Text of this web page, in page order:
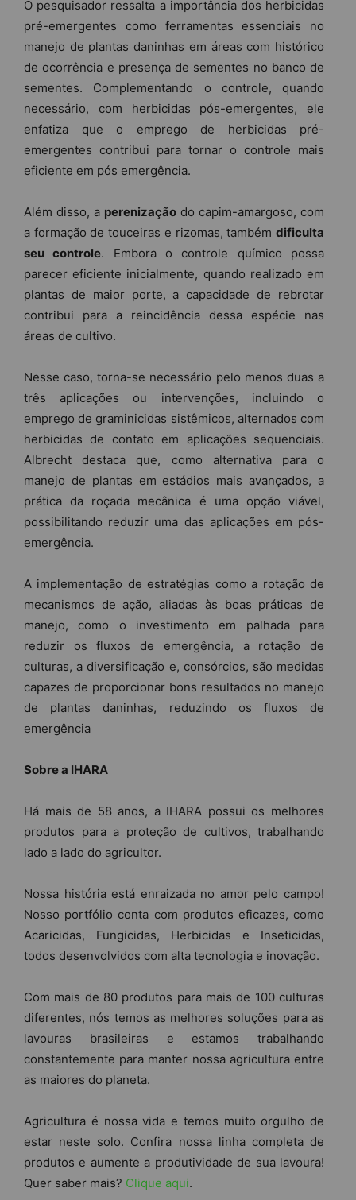
O pesquisador ressalta a importância dos herbicidas
pré-emergentes como ferramentas essenciais no
manejo de plantas daninhas em áreas com histórico
de ocorrência e presença de sementes no banco de
sementes. Complementando o controle, quando
necessário, com herbicidas pós-emergentes, ele
enfatiza que o emprego de herbicidas pré-
emergentes contribui para tornar o controle mais
eficiente em pós emergência.
Além disso, a perenização do capim-amargoso, com
a formação de touceiras e rizomas, também dificulta
seu controle. Embora o controle químico possa
parecer eficiente inicialmente, quando realizado em
plantas de maior porte, a capacidade de rebrotar
contribui para a reincidência dessa espécie nas
áreas de cultivo.
Nesse caso, torna-se necessário pelo menos duas a
três aplicações ou intervenções, incluindo o
emprego de graminicidas sistêmicos, alternados com
herbicidas de contato em aplicações sequenciais.
Albrecht destaca que, como alternativa para o
manejo de plantas em estádios mais avançados, a
prática da roçada mecânica é uma opção viável,
possibilitando reduzir uma das aplicações em pós-
emergência.
A implementação de estratégias como a rotação de
mecanismos de ação, aliadas às boas práticas de
manejo, como o investimento em palhada para
reduzir os fluxos de emergência, a rotação de
culturas, a diversificação e, consórcios, são medidas
capazes de proporcionar bons resultados no manejo
de plantas daninhas, reduzindo os fluxos de
emergência
Sobre a IHARA
Há mais de 58 anos, a IHARA possui os melhores
produtos para a proteção de cultivos, trabalhando
lado a lado do agricultor.
Nossa história está enraizada no amor pelo campo!
Nosso portfólio conta com produtos eficazes, como
Acaricidas, Fungicidas, Herbicidas e Inseticidas,
todos desenvolvidos com alta tecnologia e inovação.
Com mais de 80 produtos para mais de 100 culturas
diferentes, nós temos as melhores soluções para as
lavouras brasileiras e estamos trabalhando
constantemente para manter nossa agricultura entre
as maiores do planeta.
Agricultura é nossa vida e temos muito orgulho de
estar neste solo. Confira nossa linha completa de
produtos e aumente a produtividade de sua lavoura!
Quer saber mais? Clique aqui.